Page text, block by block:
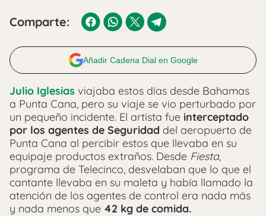
Comparte:
Añadir Cadena Dial en Google
Julio Iglesias viajaba estos días desde Bahamas
a Punta Cana, pero su viaje se vio perturbado por
un pequeño incidente. El artista fue interceptado
por los agentes de Seguridad del aeropuerto de
Punta Cana al percibir estos que llevaba en su
equipaje productos extraños. Desde Fiesta,
programa de Telecinco, desvelaban que lo que el
cantante llevaba en su maleta y había llamado la
atención de los agentes de control era nada más
y nada menos que 42 kg de comida.